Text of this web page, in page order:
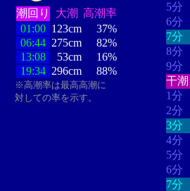
潮回り 大潮 高潮率
01:00 123cm
37%
06:44 275cm
82%
13:08
53cm
16%
19:34 296cm 88%
※高潮率は最高高潮に
対しての率を示す。
5分
6分
7分
8分
9分
干潮
1分
2分
3分
4分
5分
6分
7分